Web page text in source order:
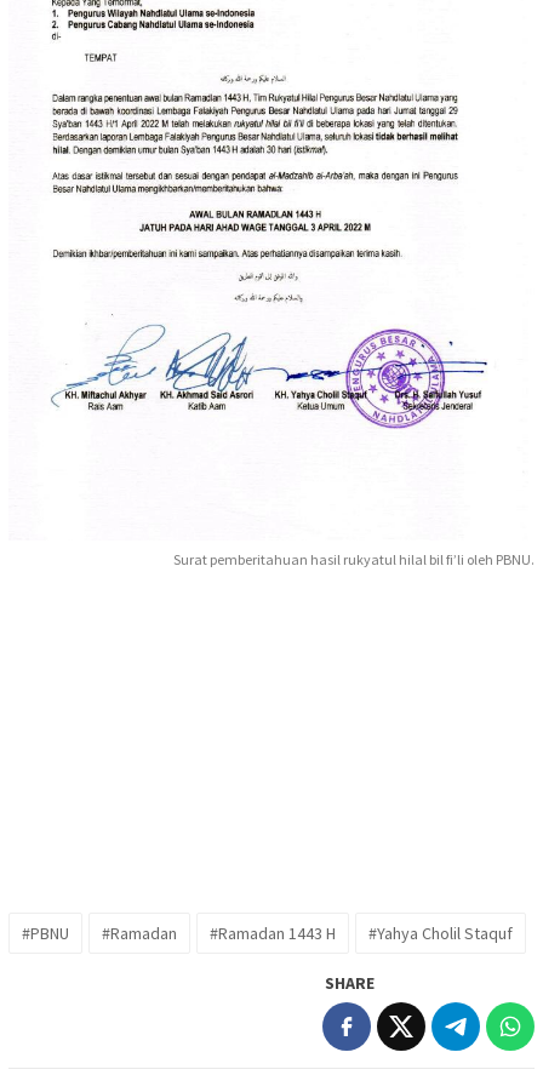
Surat pemberitahuan hasil rukyatul hilal bil fi’li oleh PBNU.
#PBNU #Ramadan #Ramadan 1443 H #Yahya Cholil Staquf
SHARE